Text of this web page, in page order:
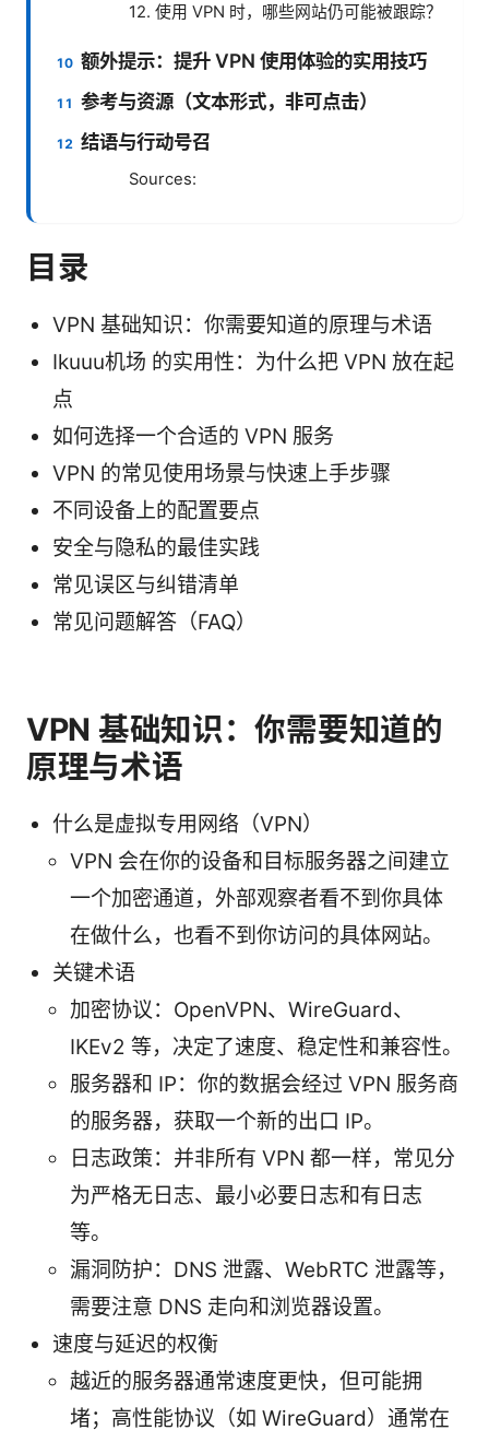
12. 使用 VPN 时，哪些网站仍可能被跟踪？
额外提示：提升 VPN 使用体验的实用技巧
参考与资源（文本形式，非可点击）
结语与行动号召
Sources:
目录
VPN 基础知识：你需要知道的原理与术语
Ikuuu机场 的实用性：为什么把 VPN 放在起
点
如何选择一个合适的 VPN 服务
VPN 的常见使用场景与快速上手步骤
不同设备上的配置要点
安全与隐私的最佳实践
常见误区与纠错清单
常见问题解答（FAQ）
VPN 基础知识：你需要知道的
原理与术语
什么是虚拟专用网络（VPN）
VPN 会在你的设备和目标服务器之间建立
一个加密通道，外部观察者看不到你具体
在做什么，也看不到你访问的具体网站。
关键术语
加密协议：OpenVPN、WireGuard、
IKEv2 等，决定了速度、稳定性和兼容性。
服务器和 IP：你的数据会经过 VPN 服务商
的服务器，获取一个新的出口 IP。
日志政策：并非所有 VPN 都一样，常见分
为严格无日志、最小必要日志和有日志
等。
漏洞防护：DNS 泄露、WebRTC 泄露等，
需要注意 DNS 走向和浏览器设置。
速度与延迟的权衡
越近的服务器通常速度更快，但可能拥
堵；高性能协议（如 WireGuard）通常在